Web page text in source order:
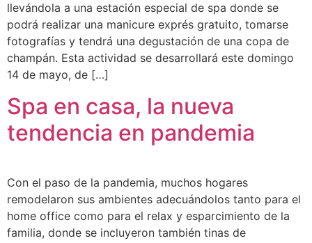
llevándola a una estación especial de spa donde se
podrá realizar una manicure exprés gratuito, tomarse
fotografías y tendrá una degustación de una copa de
champán. Esta actividad se desarrollará este domingo
14 de mayo, de […]
Spa en casa, la nueva
tendencia en pandemia
Con el paso de la pandemia, muchos hogares
remodelaron sus ambientes adecuándolos tanto para el
home office como para el relax y esparcimiento de la
familia, donde se incluyeron también tinas de